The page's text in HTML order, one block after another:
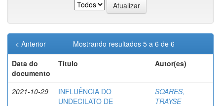
Mostrando resultados 5 a 6 de 6
< Anterior
Data do
documento
Título Autor(es)
2021-10-29
INFLUÊNCIA DO
UNDECILATO DE
SOARES,
TRAYSE